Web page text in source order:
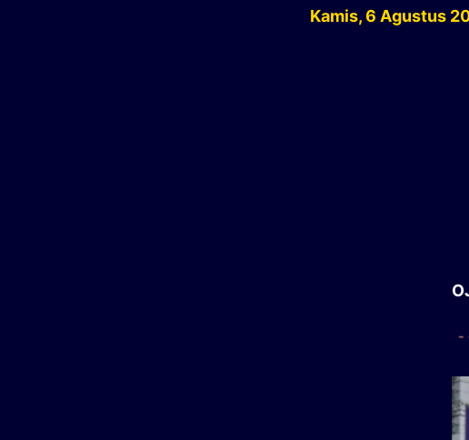
Kamis, 6 Agustus